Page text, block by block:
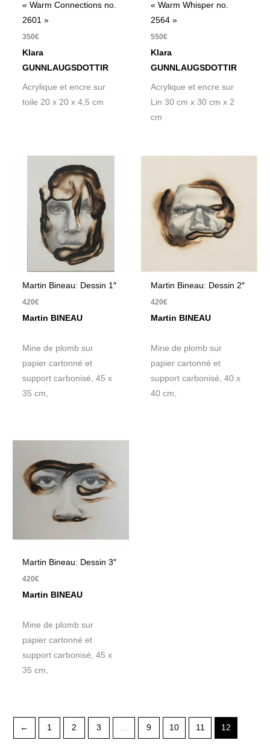
« Warm Connections no.
2601 »
350€
Klara
GUNNLAUGSDOTTIR
Acrylique et encre sur
toile 20 x 20 x 4,5 cm
« Warm Whisper no.
2564 »
550€
Klara
GUNNLAUGSDOTTIR
Acrylique et encre sur
Lin 30 cm x 30 cm x 2
cm
Martin Bineau: Dessin 1″
420€
Martin BINEAU
Mine de plomb sur
papier cartonné et
support carbonisé, 45 x
35 cm,
Martin Bineau: Dessin 2″
420€
Martin BINEAU
Mine de plomb sur
papier cartonné et
support carbonisé, 40 x
40 cm,
Martin Bineau: Dessin 3″
420€
Martin BINEAU
Mine de plomb sur
papier cartonné et
support carbonisé, 45 x
35 cm,
← 1 2 3 … 9 10 11 12